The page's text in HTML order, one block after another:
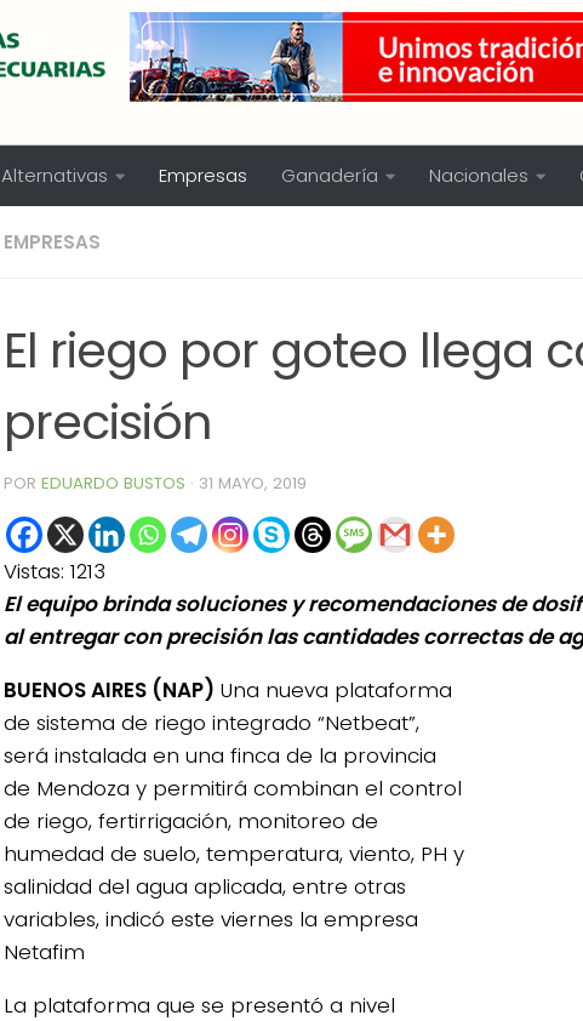
Alternativas Empresas Ganadería Nacionales
EMPRESAS
El riego por goteo llega
precisión
POR EDUARDO BUSTOS · 31 MAYO, 2019
Vistas: 1213
El equipo brinda soluciones y recomendaciones de
al entregar con precisión las cantidades correctas de
BUENOS AIRES (NAP) Una nueva plataforma
de sistema de riego integrado “Netbeat”,
será instalada en una finca de la provincia
de Mendoza y permitirá combinan el control
de riego, fertirrigación, monitoreo de
humedad de suelo, temperatura, viento, PH y
salinidad del agua aplicada, entre otras
variables, indicó este viernes la empresa
Netafim
La plataforma que se presentó a nivel